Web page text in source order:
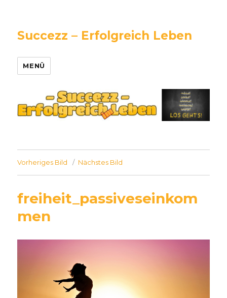
Succezz – Erfolgreich Leben
MENÜ
Vorheriges Bild Nächstes Bild
freiheit_passiveseinkom
men